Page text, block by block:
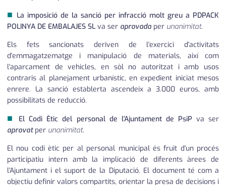
■ La imposició de la sanció per infracció molt greu a PDPACK
POLINYA DE EMBALAJES SL va ser aprovada per unanimitat.
Els fets sancionats deriven de l'exercici d'activitats
d'emmagatzematge i manipulació de materials, així com
l'aparcament de vehicles, en sòl no autoritzat i amb usos
contraris al planejament urbanístic, en expedient iniciat mesos
enrere. La sanció establerta ascendeix a 3.000 euros, amb
possibilitats de reducció.
■ El Codi Ètic del personal de l'Ajuntament de PsiP va ser
aprovatper unanimitat.
El nou codi ètic per al personal municipal és fruit d'un procés
participatiu intern amb la implicació de diferents àrees de
l'Ajuntament i el suport de la Diputació. El document té com a
objectiu definir valors compartits, orientar la presa de decisions i